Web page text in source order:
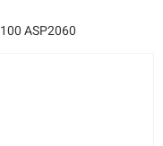
ASP2060